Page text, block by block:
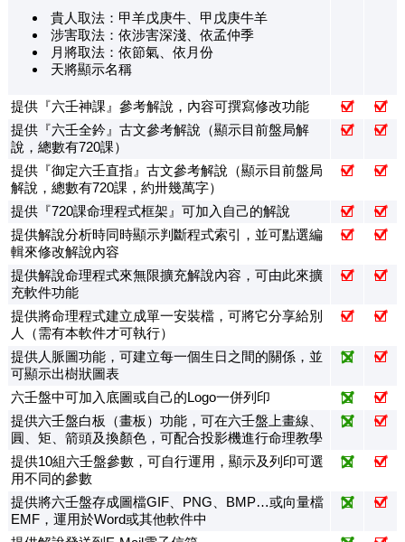
貴人取法：甲羊戊庚牛、甲戊庚牛羊
涉害取法：依涉害深淺、依孟仲季
月將取法：依節氣、依月份
天將顯示名稱
提供『六壬神課』參考解說，內容可撰寫修改功能
提供『六壬全鈐』古文參考解說（顯示目前盤局解
說，總數有720課）
提供『御定六壬直指』古文參考解說（顯示目前盤局
解說，總數有720課，約卅幾萬字）
提供『720課命理程式框架』可加入自己的解說
提供解說分析時同時顯示判斷程式索引，並可點選編
輯來修改解說內容
提供解說命理程式來無限擴充解說內容，可由此來擴
充軟件功能
提供將命理程式建立成單一安裝檔，可將它分享給別
人（需有本軟件才可執行）
提供人脈圖功能，可建立每一個生日之間的關係，並
可顯示出樹狀圖表
六壬盤中可加入底圖或自己的Logo一併列印
提供六壬盤白板（畫板）功能，可在六壬盤上畫線、
圓、矩、箭頭及換顏色，可配合投影機進行命理教學
提供10組六壬盤參數，可自行運用，顯示及列印可選
用不同的參數
提供將六壬盤存成圖檔GIF、PNG、BMP…或向量檔
EMF，運用於Word或其他軟件中